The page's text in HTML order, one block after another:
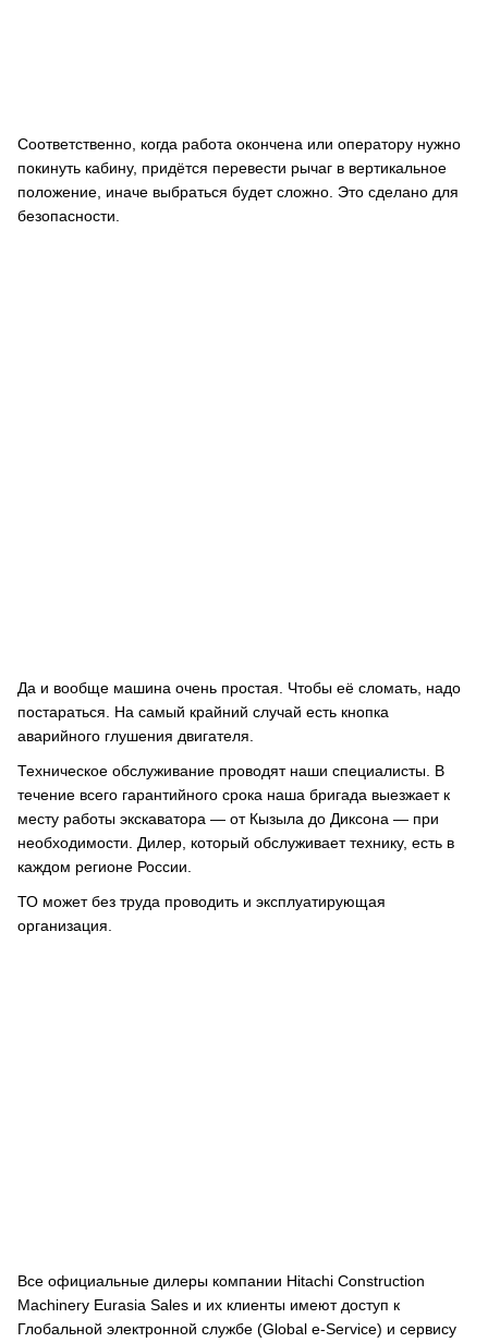
Соответственно, когда работа окончена или оператору нужно
покинуть кабину, придётся перевести рычаг в вертикальное
положение, иначе выбраться будет сложно. Это сделано для
безопасности.
Да и вообще машина очень простая. Чтобы её сломать, надо
постараться. На самый крайний случай есть кнопка
аварийного глушения двигателя.
Техническое обслуживание проводят наши специалисты. В
течение всего гарантийного срока наша бригада выезжает к
месту работы экскаватора — от Кызыла до Диксона — при
необходимости. Дилер, который обслуживает технику, есть в
каждом регионе России.
ТО может без труда проводить и эксплуатирующая
организация.
Все официальные дилеры компании Hitachi Construction
Machinery Eurasia Sales и их клиенты имеют доступ к
Глобальной электронной службе (Global e-Service) и сервису